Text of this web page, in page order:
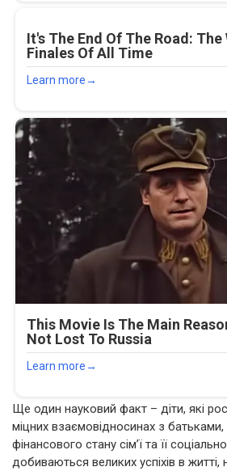
Ще один науковий факт – діти, які
міцних взаємовідносинах з
фінансового стану сім’ї та її
добиваються великих успіхів в житті,